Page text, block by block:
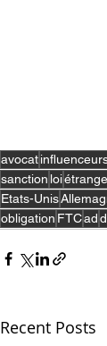
avocat
sanction loi
Etats-Unis
obligation FTCad
Recent Posts